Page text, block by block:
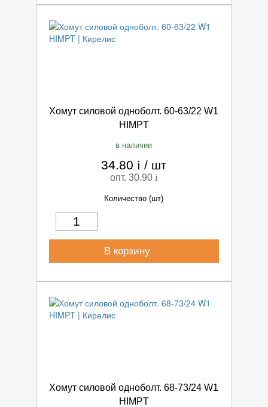
Хомут силовой одноболт. 60-63/22 W1
HIMPT
в наличии
34.80i / шт
опт. 30.90i
Количество (шт)
В корзину
Хомут силовой одноболт. 68-73/24 W1
HIMPT